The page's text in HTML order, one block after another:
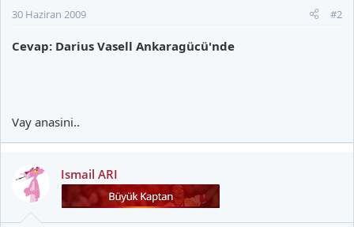
30 Haziran 2009 #2
Cevap: Darius Vasell Ankaragücü'nde
Vay anasini..
Ismail ARI